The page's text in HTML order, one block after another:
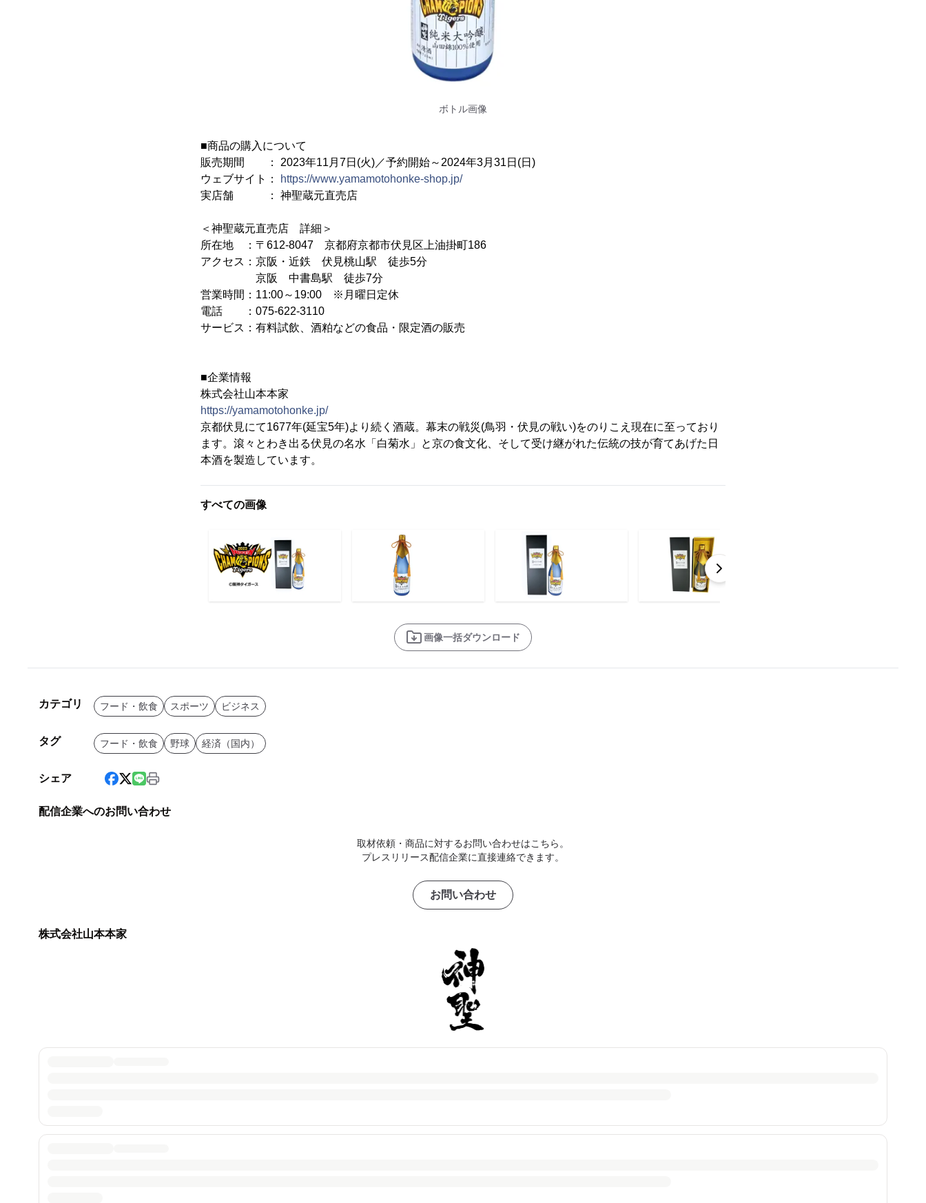
ボトル画像
■商品の購入について
販売期間 ： 2023年11月7日(火)／予約開始～2024年3月31日(日)
ウェブサイト：
https://www.yamamotohonke-shop.jp/
実店舗 ： 神聖蔵元直売店
＜神聖蔵元直売店 詳細＞
所在地 ：〒612-8047 京都府京都市伏見区上油掛町186
アクセス：京阪・近鉄 伏見桃山駅 徒歩5分
京阪 中書島駅 徒歩7分
営業時間：11:00～19:00 ※月曜日定休
電話 ：075-622-3110
サービス：有料試飲、酒粕などの食品・限定酒の販売
■企業情報
株式会社山本本家
https://yamamotohonke.jp/
京都伏見にて1677年(延宝5年)より続く酒蔵。幕末の戦災(鳥羽・伏見の戦い)をのりこえ現在に至っており
ます。滾々とわき出る伏見の名水「白菊水」と京の食文化、そして受け継がれた伝統の技が育てあげた日
本酒を製造しています。
すべての画像
画像一括ダウンロード
カテゴリ フード・飲食 スポーツ ビジネス
タグ フード・飲食 野球 経済（国内）
シェア
配信企業へのお問い合わせ
取材依頼・商品に対するお問い合わせはこちら。
プレスリリース配信企業に直接連絡できます。
お問い合わせ
株式会社山本本家